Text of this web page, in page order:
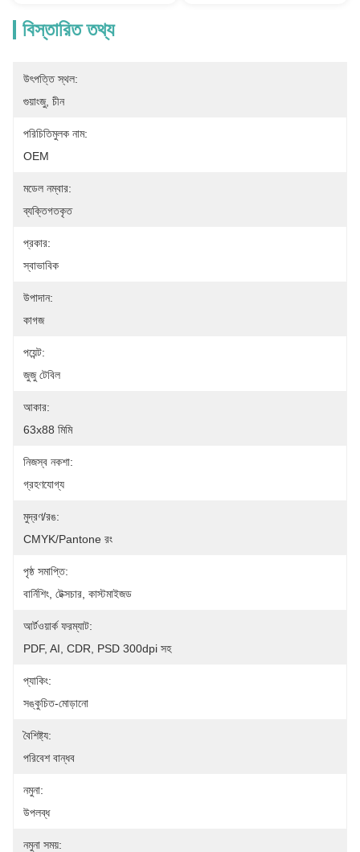
বিস্তারিত তথ্য
উৎপত্তি স্থল:
গুয়াংজু, চীন
পরিচিতিমুলক নাম:
OEM
মডেল নম্বার:
ব্যক্তিগতকৃত
প্রকার:
স্বাভাবিক
উপাদান:
কাগজ
পয়েন্ট:
জুজু টেবিল
আকার:
63x88 মিমি
নিজস্ব নকশা:
গ্রহণযোগ্য
মুদ্রণ/রঙ:
CMYK/Pantone রং
পৃষ্ঠ সমাপ্তি:
বার্নিশিং, টেক্সচার, কাস্টমাইজড
আর্টওয়ার্ক ফরম্যাট:
PDF, AI, CDR, PSD 300dpi সহ
প্যাকিং:
সঙ্কুচিত-মোড়ানো
বৈশিষ্ট্য:
পরিবেশ বান্ধব
নমুনা:
উপলব্ধ
নমুনা সময়: